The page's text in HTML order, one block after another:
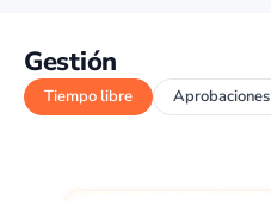
Gestión
Tiempo libre Aprobaciones